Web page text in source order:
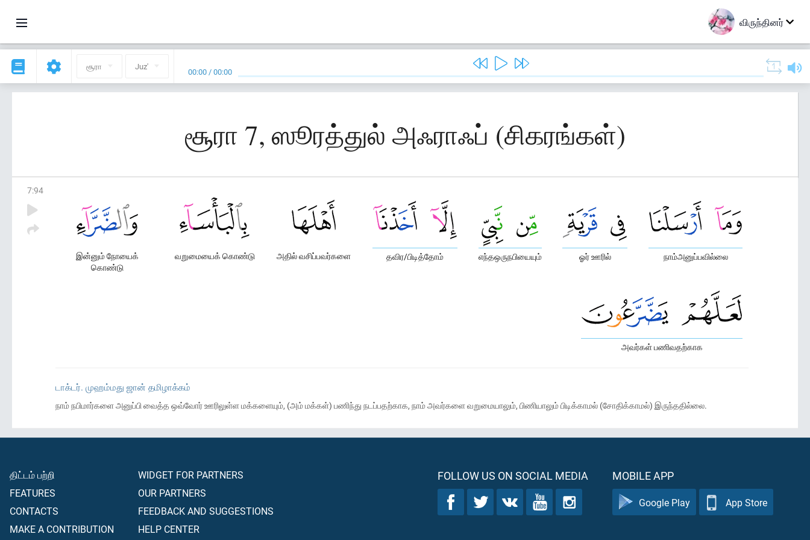
விருந்தினர்
சூரா Juz' 00:00 /00:00
சூரா 7, ஸூரத்துல் அஃராஃப் (சிகரங்கள்)
7:94
நாம்அனுப்பவில்லை
ஓர் ஊரில்
எந்தஒருநபியையும்
தவிர/பிடித்தோம்
அதில் வசிப்பவர்களை
வறுமையைக் கொண்டு
இன்னும் நோயைக்
கொண்டு
அவர்கள் பணிவதற்காக
டாக்டர். முஹம்மது ஜான் தமிழாக்கம்
நாம் நபிமார்களை அனுப்பி வைத்த ஒவ்வோர் ஊரிலுள்ள மக்களையும், (அம் மக்கள்) பணிந்து நடப்பதற்காக, நாம் அவர்களை வறுமையாலும், பிணியாலும் பிடிக்காமல் (சோதிக்காமல்) இருந்ததில்லை.
திட்டம் பற்றி
FEATURES
CONTACTS
MAKE A CONTRIBUTION
WIDGET FOR PARTNERS
OUR PARTNERS
FEEDBACK AND SUGGESTIONS
HELP CENTER
FOLLOW US ON SOCIAL MEDIA MOBILE APP
Google Play App Store